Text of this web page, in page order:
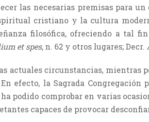
las necesarias premisas para
cristiano y la cultura
filosófica, ofreciendo a tal
et spes, n. 62 y otros lugares; Decr.
actuales circunstancias, mientras
efecto, la Sagrada Con­gregación
podido comprobar en varias
capaces de provocar